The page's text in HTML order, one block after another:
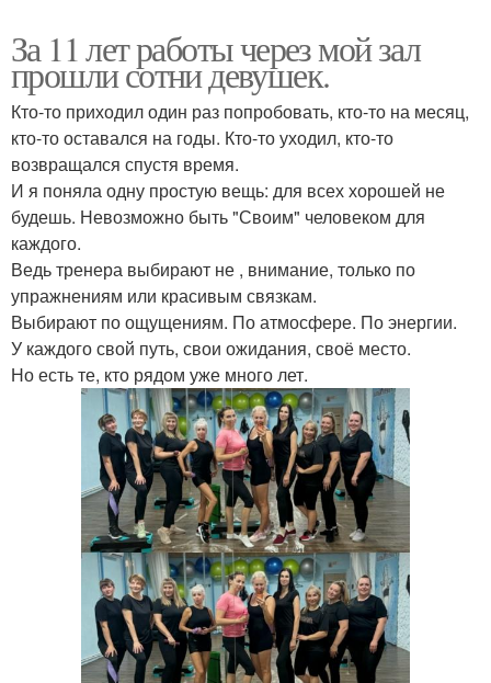
За 11 лет работы через мой зал
прошли сотни девушек.
Кто-то приходил один раз попробовать, кто-то на месяц,
кто-то оставался на годы. Кто-то уходил, кто-то
возвращался спустя время.
И я поняла одну простую вещь: для всех хорошей не
будешь. Невозможно быть "Своим" человеком для
каждого.
Ведь тренера выбирают не , внимание, только по
упражнениям или красивым связкам.
Выбирают по ощущениям. По атмосфере. По энергии.
У каждого свой путь, свои ожидания, своё место.
Но есть те, кто рядом уже много лет.